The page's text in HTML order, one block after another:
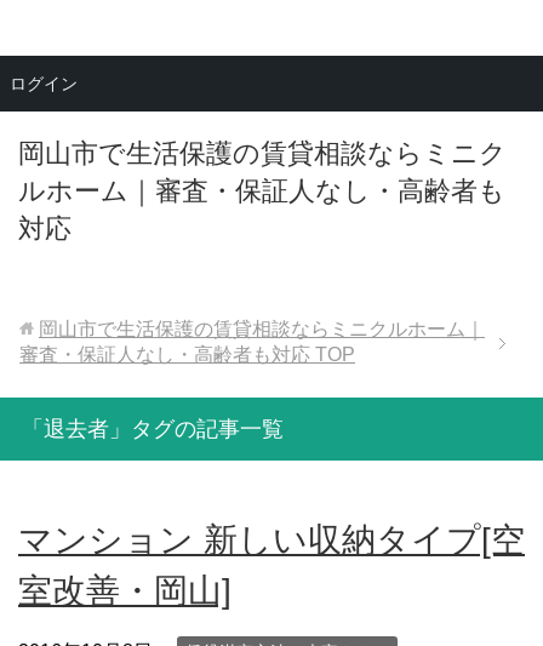
岡山市で生活保護の賃貸相談ならミニク
ルホーム｜審査・保証人なし・高齢者も
対応
メニュー
岡山市で生活保護の賃貸相談ならミニクルホーム｜
審査・保証人なし・高齢者も対応 TOP
「退去者」タグの記事一覧
マンション 新しい収納タイプ[空
室改善・岡山]
ログイン